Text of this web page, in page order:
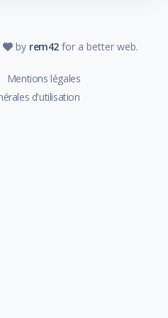
by rem42 for a better web.
Mentions légales
d'utilisation